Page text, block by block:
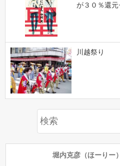
が３０％還
川越祭り
堀内克彦（ほーりー